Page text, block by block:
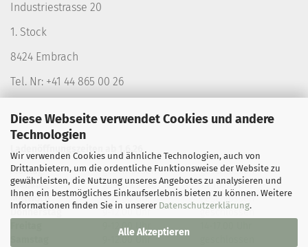
Diese Webseite verwendet Cookies und andere
Technologien
Wir verwenden Cookies und ähnliche Technologien, auch von
Drittanbietern, um die ordentliche Funktionsweise der Website zu
gewährleisten, die Nutzung unseres Angebotes zu analysieren und
Ihnen ein bestmögliches Einkaufserlebnis bieten zu können. Weitere
Informationen finden Sie in unserer Datenschutzerklärung.
Alle Akzeptieren
Industriestrasse 20
1. Stock
8424 Embrach
Tel. Nr: +41 44 865 00 26
Ladenöffnungszeiten ab 1.6.26
Montag
geschlossen
geschlossen
Dienstag
geschlossen
14-18.00 Uhr
Mittwoch
9-12.00 Uhr
geschlossen
Donnerstag
9-12.00 Uhr
geschlossen
9-12.00 Uhr